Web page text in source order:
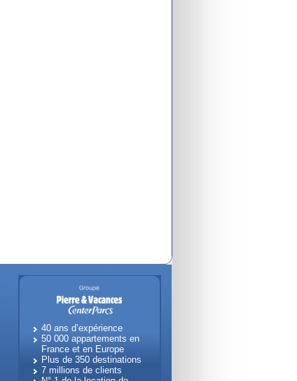
40 ans d’expérience
50 000 appartements en
France et en Europe
Plus de 350 destinations
7 millions de clients